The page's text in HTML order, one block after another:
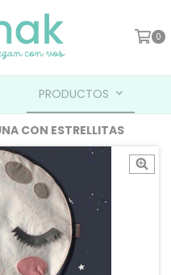
0
PRODUCTOS
CON ESTRELLITAS